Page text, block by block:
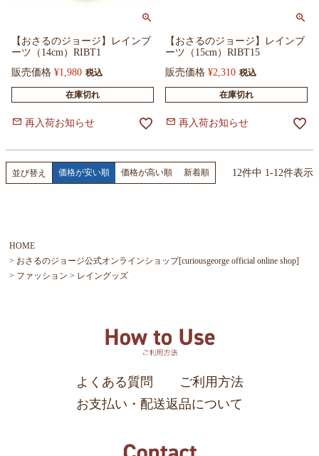
【おさるのジョージ】レインブ
ーツ（14cm）RIBT1
販売価格 ¥1,980 税込
在庫切れ
再入荷お知らせ
【おさるのジョージ】レインブ
ーツ（15cm）RIBT15
販売価格 ¥2,310 税込
在庫切れ
再入荷お知らせ
並び替え 価格が安い順 価格が高い順 新着順 12件中 1-12件表示
HOME
おさるのジョージ公式オンラインショップ[curiousgeorge official online shop]
ファッション
レイングッズ
よくある質問
ご利用方法
お支払い・配送返品について